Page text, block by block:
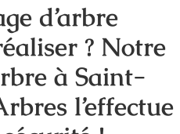
d’arbre
? Notre
à Saint-
l’effectue